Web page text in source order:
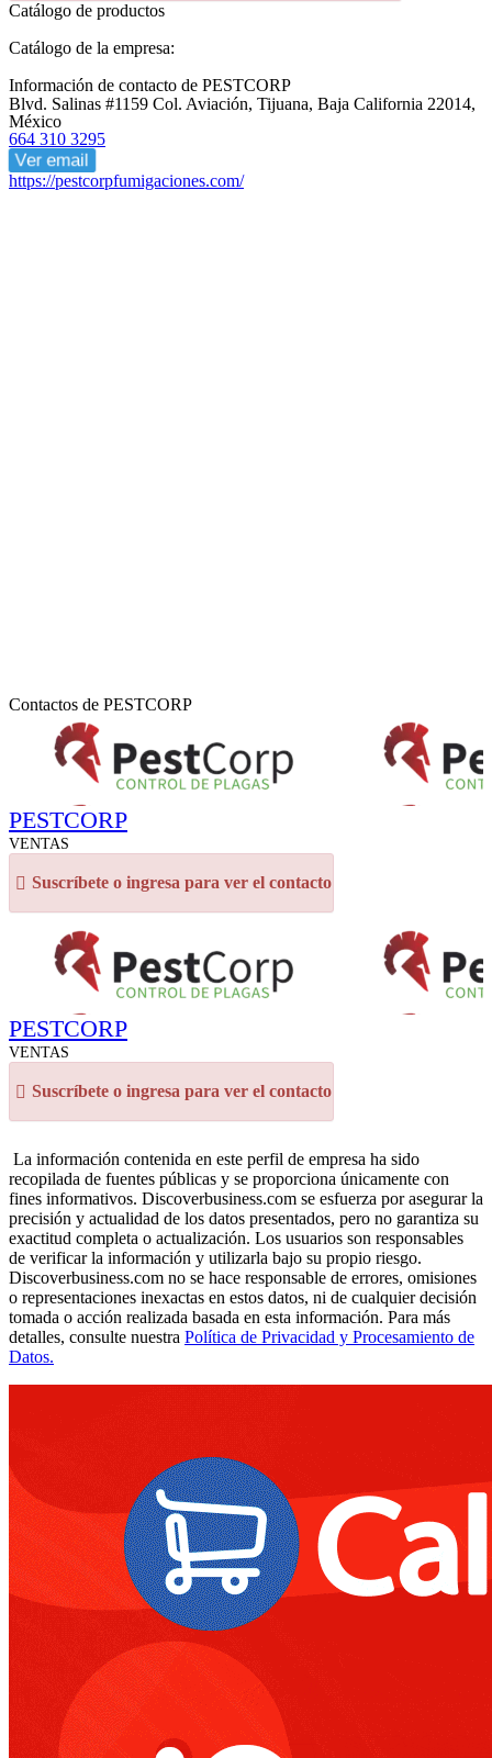
Catálogo de productos
Catálogo de la empresa:
Información de contacto de PESTCORP
Blvd. Salinas #1159 Col. Aviación, Tijuana, Baja California 22014,
México
664 310 3295
Ver email
https://pestcorpfumigaciones.com/
Contactos de PESTCORP
PESTCORP
VENTAS
Suscríbete o ingresa para ver el contacto
PESTCORP
VENTAS
Suscríbete o ingresa para ver el contacto
La información contenida en este perfil de empresa ha sido
recopilada de fuentes públicas y se proporciona únicamente con
fines informativos. Discoverbusiness.com se esfuerza por asegurar la
precisión y actualidad de los datos presentados, pero no garantiza su
exactitud completa o actualización. Los usuarios son responsables
de verificar la información y utilizarla bajo su propio riesgo.
Discoverbusiness.com no se hace responsable de errores, omisiones
o representaciones inexactas en estos datos, ni de cualquier decisión
tomada o acción realizada basada en esta información. Para más
detalles, consulte nuestra Política de Privacidad y Procesamiento de
Datos.